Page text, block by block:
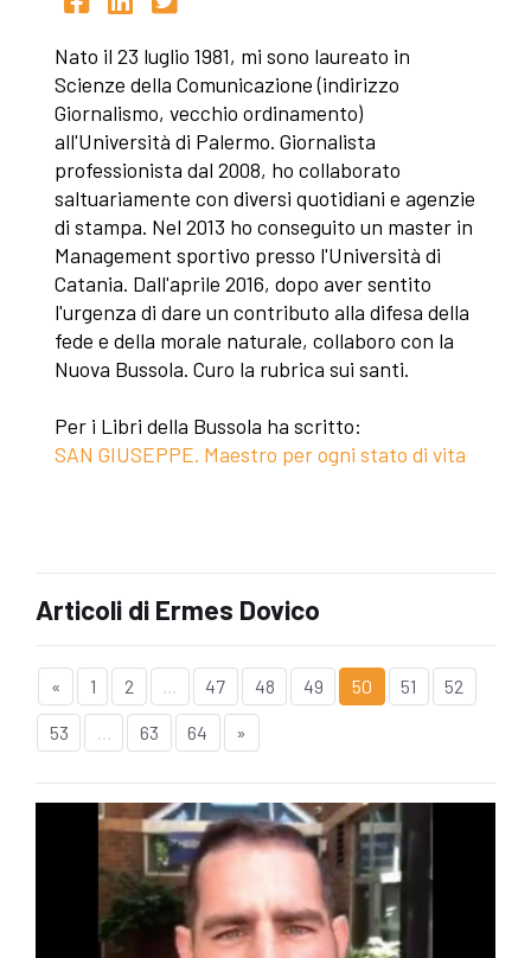
Nato il 23 luglio 1981, mi sono laureato in
Scienze della Comunicazione (indirizzo
Giornalismo, vecchio ordinamento)
all'Università di Palermo. Giornalista
professionista dal 2008, ho collaborato
saltuariamente con diversi quotidiani e agenzie
di stampa. Nel 2013 ho conseguito un master in
Management sportivo presso l'Università di
Catania. Dall'aprile 2016, dopo aver sentito
l'urgenza di dare un contributo alla difesa della
fede e della morale naturale, collaboro con la
Nuova Bussola. Curo la rubrica sui santi.
Per i Libri della Bussola ha scritto:
SAN GIUSEPPE. Maestro per ogni stato di vita
Articoli di Ermes Dovico
« 1 2 47 48 49 50 51 52
53 ... 63 64 »